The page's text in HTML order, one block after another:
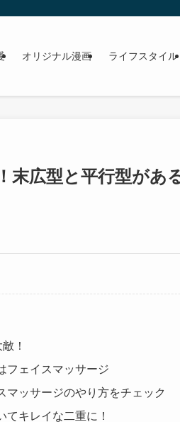
オリジナル漫画 ライフスタイル
末広型と平行型があ
！
フェイスマッサージ
マッサージのやり方をチェック
てキレイな二重に！